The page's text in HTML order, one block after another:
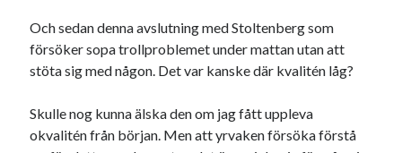
Och sedan denna avslutning med Stoltenberg som
försöker sopa trollproblemet under mattan utan att
stöta sig med någon. Det var kanske där kvalitén låg?
Skulle nog kunna älska den om jag fått uppleva
okvalitén från början. Men att yrvaken försöka förstå